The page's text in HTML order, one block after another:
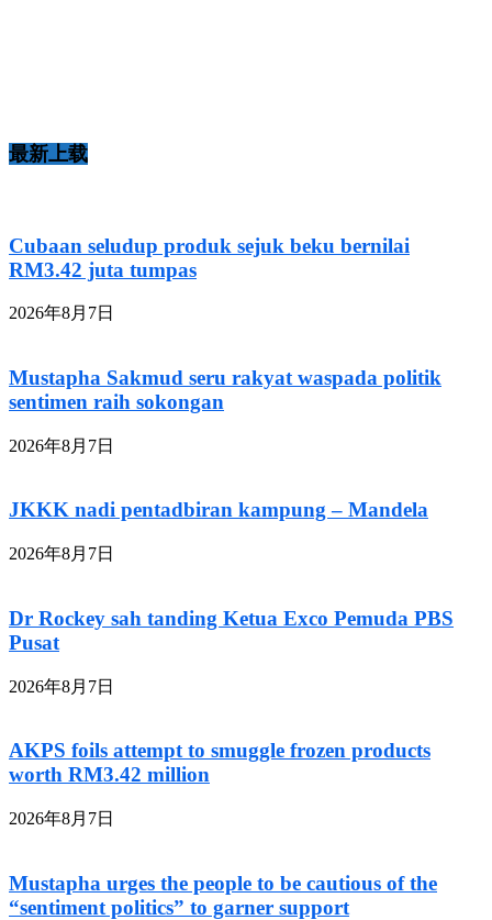
最新上载
Cubaan seludup produk sejuk beku bernilai
RM3.42 juta tumpas
2026年8月7日
Mustapha Sakmud seru rakyat waspada politik
sentimen raih sokongan
2026年8月7日
JKKK nadi pentadbiran kampung – Mandela
2026年8月7日
Dr Rockey sah tanding Ketua Exco Pemuda PBS
Pusat
2026年8月7日
AKPS foils attempt to smuggle frozen products
worth RM3.42 million
2026年8月7日
Mustapha urges the people to be cautious of the
“sentiment politics” to garner support